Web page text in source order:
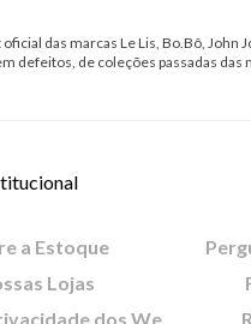
das marcas Le Lis, Bo.Bô, John
defeitos, de coleções passadas
a Estoque
Lojas